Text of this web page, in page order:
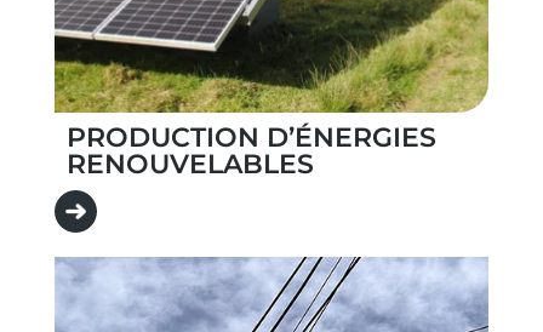
PRODUCTION D’ÉNERGIES
RENOUVELABLES